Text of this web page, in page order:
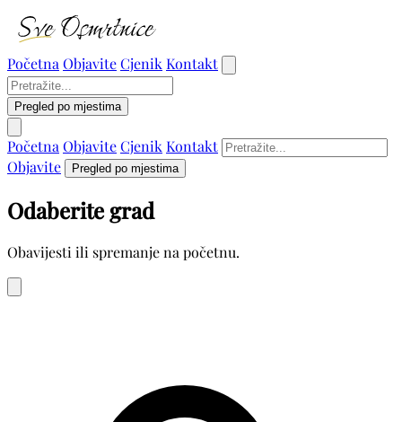
Početna ObjaviteCjenik Kontakt
Pregled po mjestima
Početna ObjaviteCjenik Kontakt
Objavite
Pregled po mjestima
Odaberite grad
Obavijesti ili spremanje na početnu.